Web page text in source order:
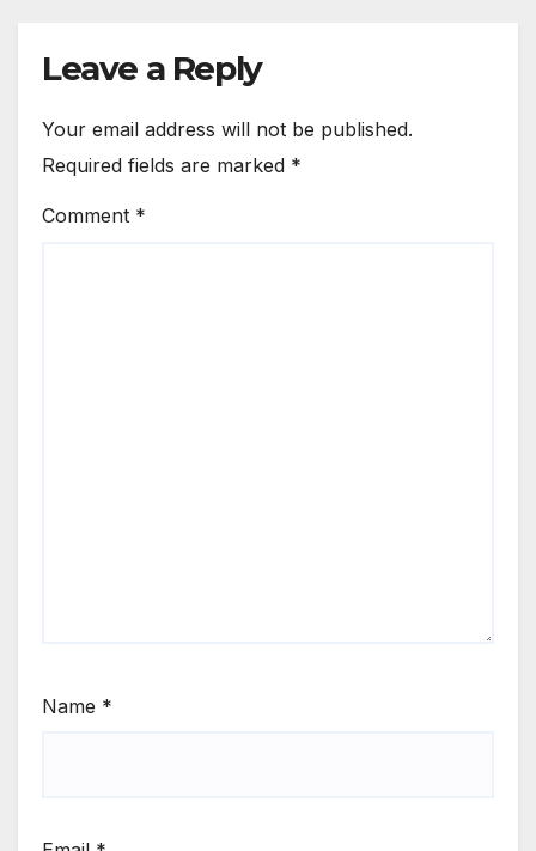
Leave a Reply
Your email address will not be published.
Required fields are marked *
Comment *
Name *